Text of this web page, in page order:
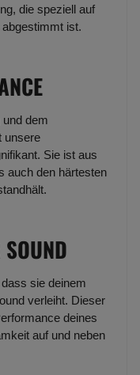
die speziell auf
ist.
dem
unsere
Sie ist aus
auch den härtesten
sie deinem
verleiht. Dieser
deines
auf und neben